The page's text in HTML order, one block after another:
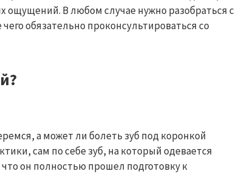
В любом случае нужно разобраться с
обязательно проконсультироваться со
а может ли болеть зуб под коронкой
сам по себе зуб, на который одевается
он полностью прошел подготовку к